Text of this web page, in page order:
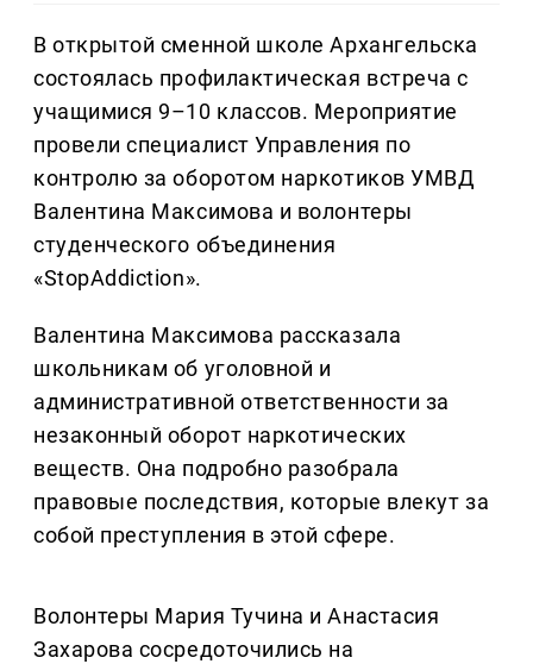
В открытой сменной школе Архангельска
состоялась профилактическая встреча с
учащимися 9–10 классов. Мероприятие
провели специалист Управления по
контролю за оборотом наркотиков УМВД
Валентина Максимова и волонтеры
студенческого объединения
«StopAddiction».
Валентина Максимова рассказала
школьникам об уголовной и
административной ответственности за
незаконный оборот наркотических
веществ. Она подробно разобрала
правовые последствия, которые влекут за
собой преступления в этой сфере.
Волонтеры Мария Тучина и Анастасия
Захарова сосредоточились на